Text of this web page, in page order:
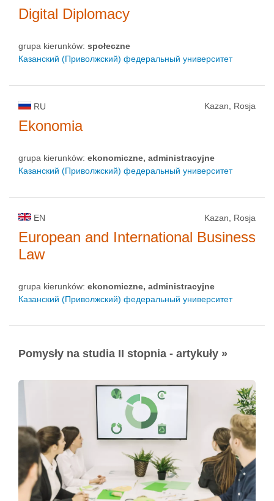
Digital Diplomacy
grupa kierunków: społeczne
Казанский (Приволжский) федеральный университет
RU Kazan, Rosja
Ekonomia
grupa kierunków: ekonomiczne, administracyjne
Казанский (Приволжский) федеральный университет
EN Kazan, Rosja
European and International Business
Law
grupa kierunków: ekonomiczne, administracyjne
Казанский (Приволжский) федеральный университет
Pomysły na studia II stopnia - artykuły »